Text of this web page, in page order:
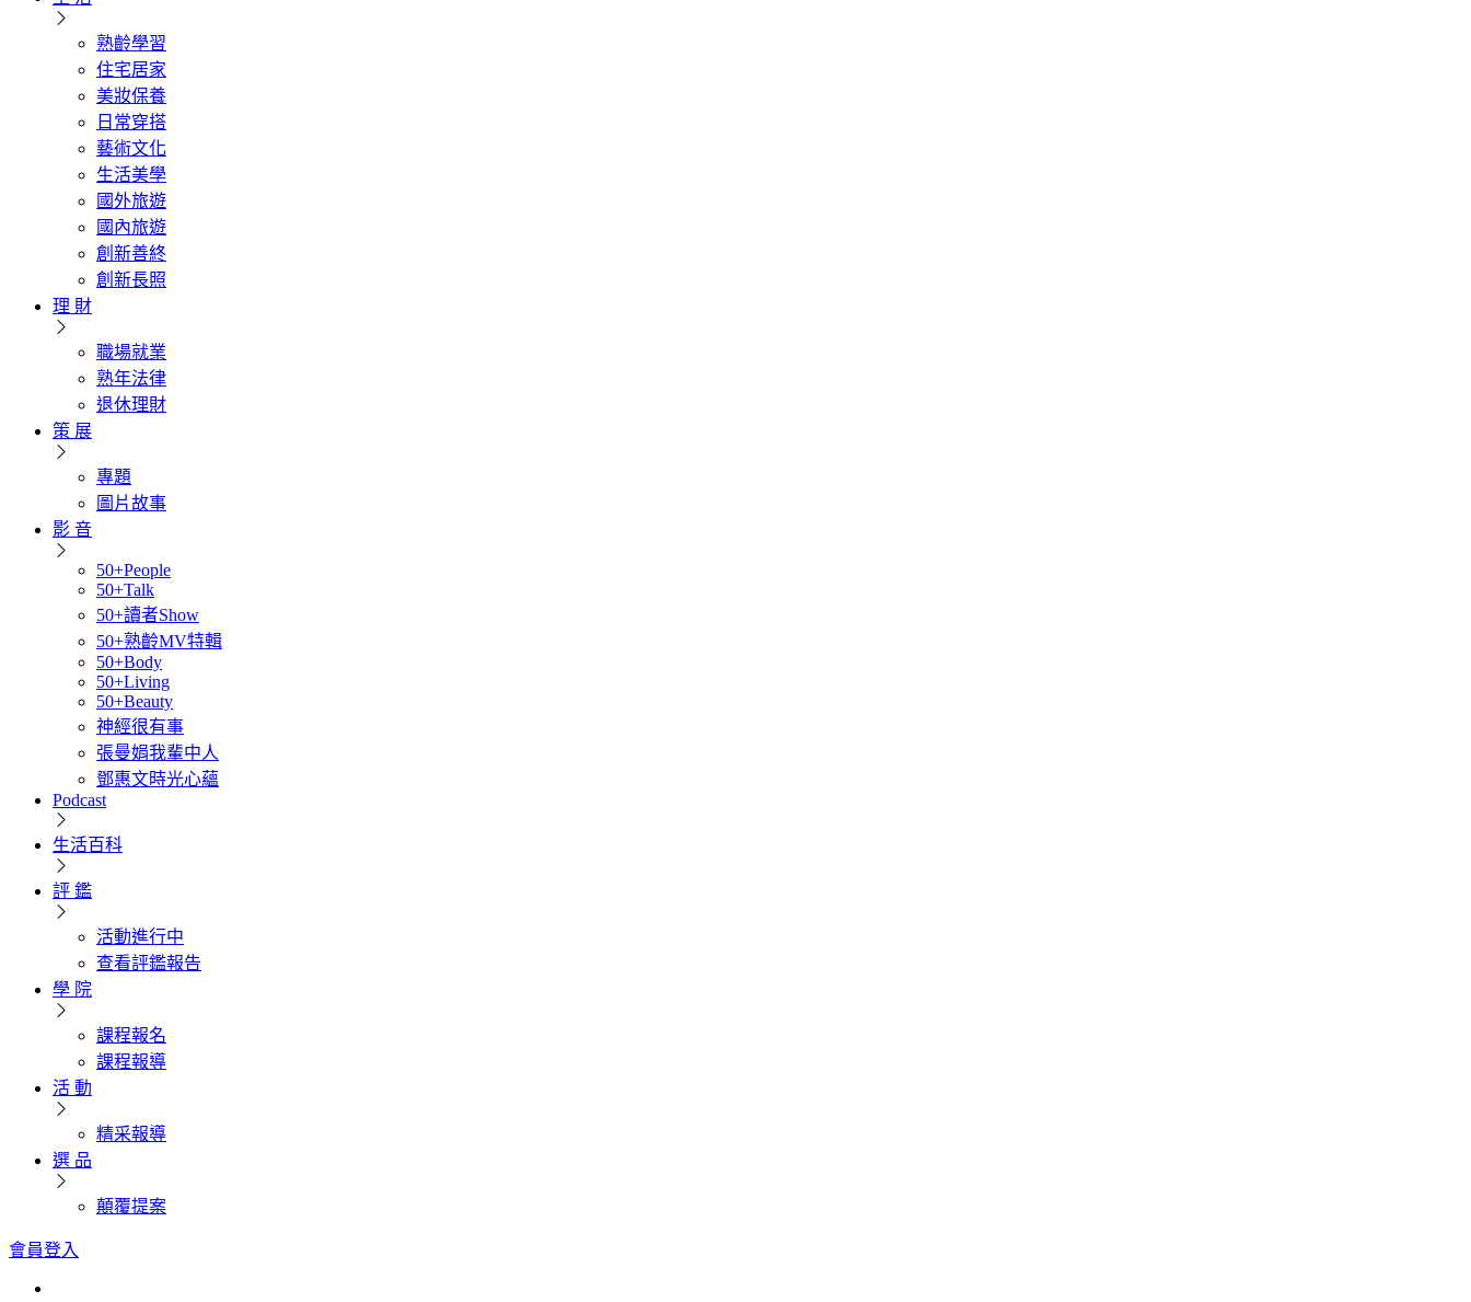
熟齡學習
住宅居家
美妝保養
日常穿搭
藝術文化
生活美學
國外旅遊
國內旅遊
創新善終
創新長照
理 財
職場就業
熟年法律
退休理財
策 展
專題
圖片故事
影 音
50+People
50+Talk
50+讀者Show
50+熟齡MV特輯
50+Body
50+Living
50+Beauty
神經很有事
張曼娟我輩中人
鄧惠文時光心蘊
Podcast
生活百科
評 鑑
活動進行中
查看評鑑報告
學 院
課程報名
課程報導
活 動
精采報導
選 品
顛覆提案
會員登入